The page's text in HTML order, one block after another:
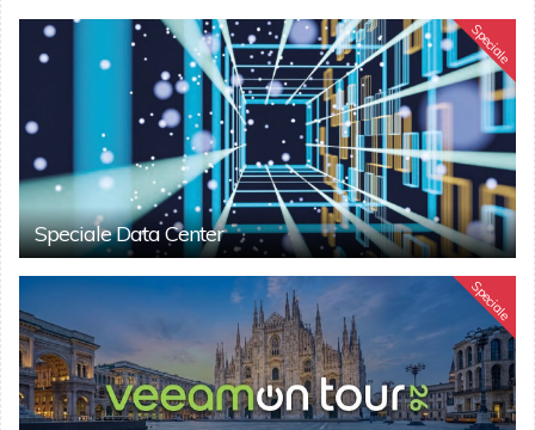
Speciale
Speciale Data Center
Speciale